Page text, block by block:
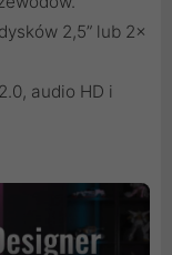
2,5” lub 2x
audio HD i